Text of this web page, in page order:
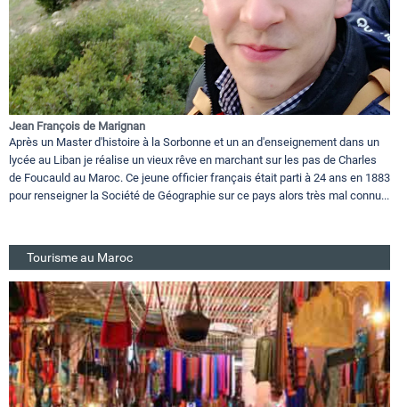
Jean François de Marignan
Après un Master d'histoire à la Sorbonne et un an d'enseignement dans un
lycée au Liban je réalise un vieux rêve en marchant sur les pas de Charles
de Foucauld au Maroc. Ce jeune officier français était parti à 24 ans en 1883
pour renseigner la Société de Géographie sur ce pays alors très mal connu...
Tourisme au Maroc